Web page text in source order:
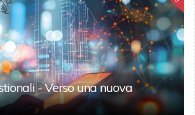
- Verso una nuova